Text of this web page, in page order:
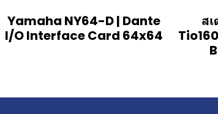
Yamaha NY64-D | Dante
I/O Interface Card 64x64
ส